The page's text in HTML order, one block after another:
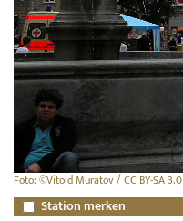
Foto: ©Vitold Muratov / CC BY-SA 3.0
Station merken